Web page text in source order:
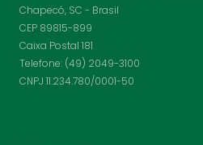
Chapecó, SC - Brasil
CEP 89815-899
Caixa Postal 181
Telefone: (49) 2049-3100
CNPJ 11.234.780/0001-50